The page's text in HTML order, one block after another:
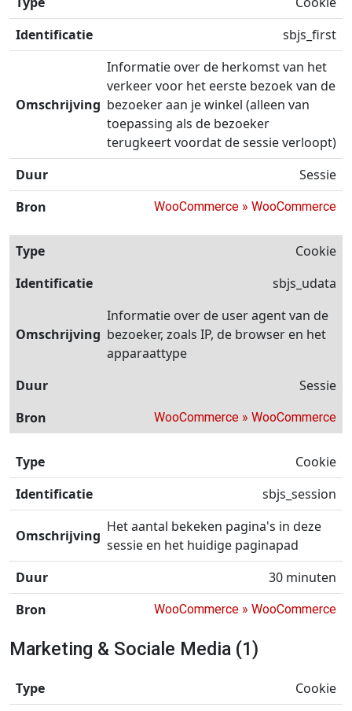
sbjs_first
Informatie over de herkomst van het
verkeer voor het eerste bezoek van de
bezoeker aan je winkel (alleen van
toepassing als de bezoeker
terugkeert voordat de sessie verloopt)
Sessie
WooCommerce » WooCommerce
Cookie
sbjs_udata
Informatie over de user agent van de
bezoeker, zoals IP, de browser en het
apparaattype
Sessie
WooCommerce » WooCommerce
Cookie
sbjs_session
Het aantal bekeken pagina's in deze
sessie en het huidige paginapad
30 minuten
WooCommerce » WooCommerce
Marketing & Sociale Media (1)
Cookie